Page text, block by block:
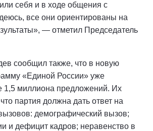
себя и в ходе общения с
все они ориентированы на
— отметил Председатель
сообщил также, что в новую
«Единой России» уже
1,5 миллиона предложений. Их
партия должна дать ответ на
демографический вызов;
и дефицит кадров; неравенство в